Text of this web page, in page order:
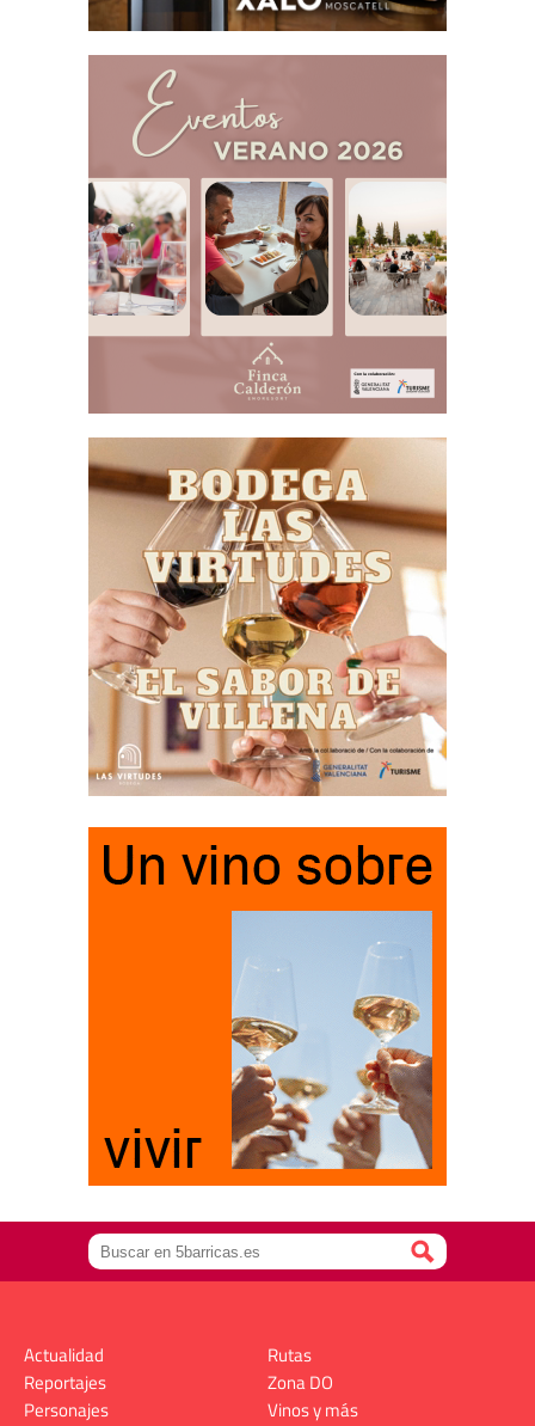
Actualidad
Reportajes
Personajes
Rutas
Zona DO
Vinos y más